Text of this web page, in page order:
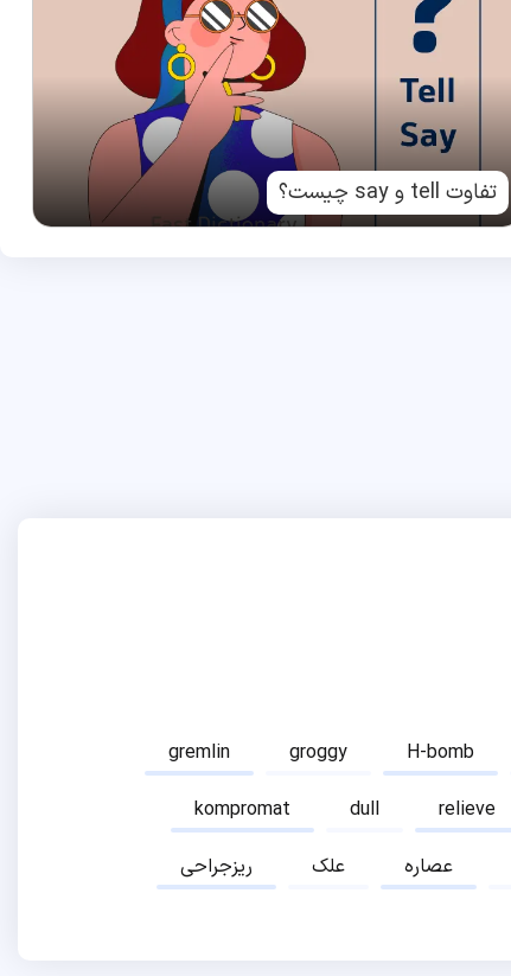
تفاوت tell و say چیست؟
gremlin groggy H-bomb
kompromat
dull relieve
ریزجراحی
علک عصاره